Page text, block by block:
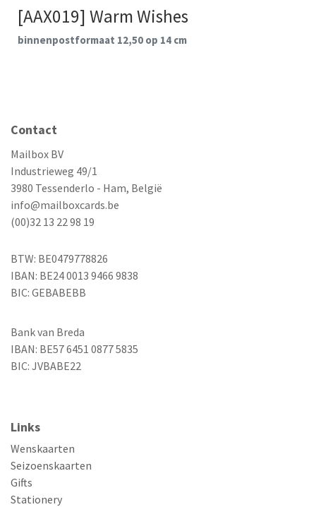
[AAX019] Warm Wishes
binnenpostformaat 12,50 op 14 cm
Contact
Mailbox BV
Industrieweg 49/1
3980 Tessenderlo - Ham, België
info@mailboxcards.be
(00)32 13 22 98 19
BTW: BE0479778826
IBAN: BE24 0013 9466 9838
BIC: GEBABEBB
Bank van Breda
IBAN: BE57 6451 0877 5835
BIC: JVBABE22
Links
Wenskaarten
Seizoenskaarten
Gifts
Stationery